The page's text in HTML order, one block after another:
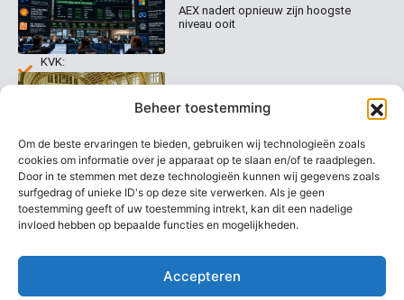
Beheer toestemming
Om de beste ervaringen te bieden, gebruiken wij technologieën zoals
cookies om informatie over je apparaat op te slaan en/of te raadplegen.
Door in te stemmen met deze technologieën kunnen wij gegevens zoals
surfgedrag of unieke ID's op deze site verwerken. Als je geen
toestemming geeft of uw toestemming intrekt, kan dit een nadelige
invloed hebben op bepaalde functies en mogelijkheden.
Accepteren
Contact
Welk
abonnement
kiezen
0020
info@beurstrader.nl
KVK:
99197022
AEX nadert opnieuw zijn hoogste
niveau ooit
Europese beurzen stijgen richting
nieuwe records
AEX blijft overeind ondanks
koersdrama bij UMG